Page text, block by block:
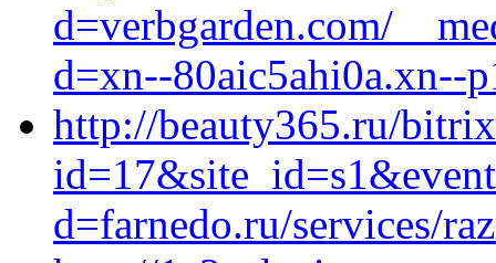
d=verbgarden.com/
d=xn--80aic5ahi0a.xn--
http://beauty365.ru/
d=farnedo.ru/services/